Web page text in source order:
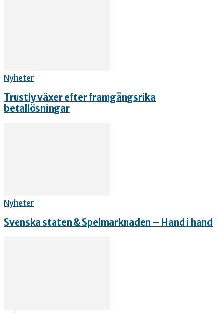
Nyheter
Trustly växer efter framgångsrika
betallösningar
Nyheter
Svenska staten & Spelmarknaden – Hand i hand